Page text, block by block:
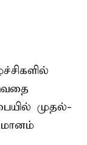
முதல்-